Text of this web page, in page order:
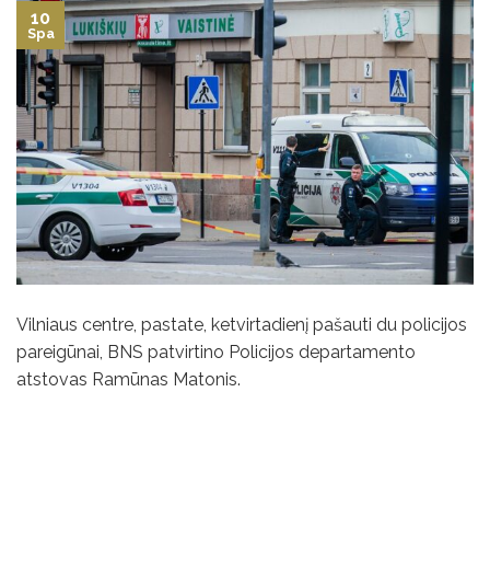
10
Spa
Vilniaus centre, pastate, ketvirtadienį pašauti du policijos
pareigūnai, BNS patvirtino Policijos departamento
atstovas Ramūnas Matonis.